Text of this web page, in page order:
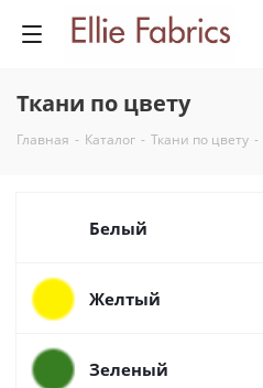
Ткани по цвету
Главная - Каталог - Ткани по цвету -
Белый
Желтый
Зеленый